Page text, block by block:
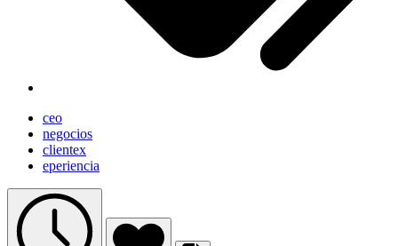
ceo
negocios
clientex
eperiencia